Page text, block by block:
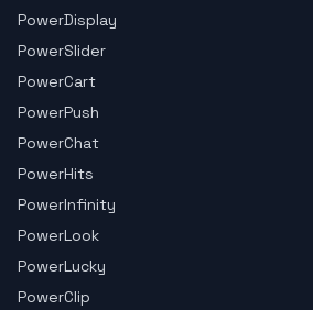
PowerDisplay
PowerSlider
PowerCart
PowerPush
PowerChat
PowerHits
PowerInfinity
PowerLook
PowerLucky
PowerClip